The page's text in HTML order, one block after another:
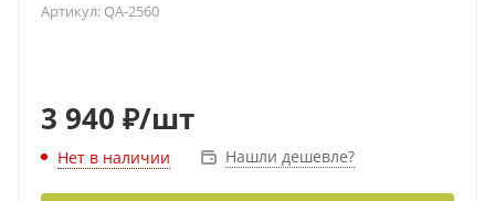
Артикул: QA-2560
3 940 ₽/шт
Нет в наличии Нашли дешевле?